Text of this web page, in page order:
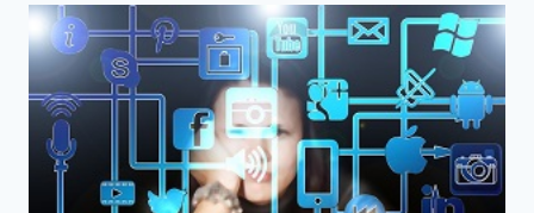
NUTZEN
DIE
ÖSTERREICHER
DIE
SOZIALEN
MEDIEN?